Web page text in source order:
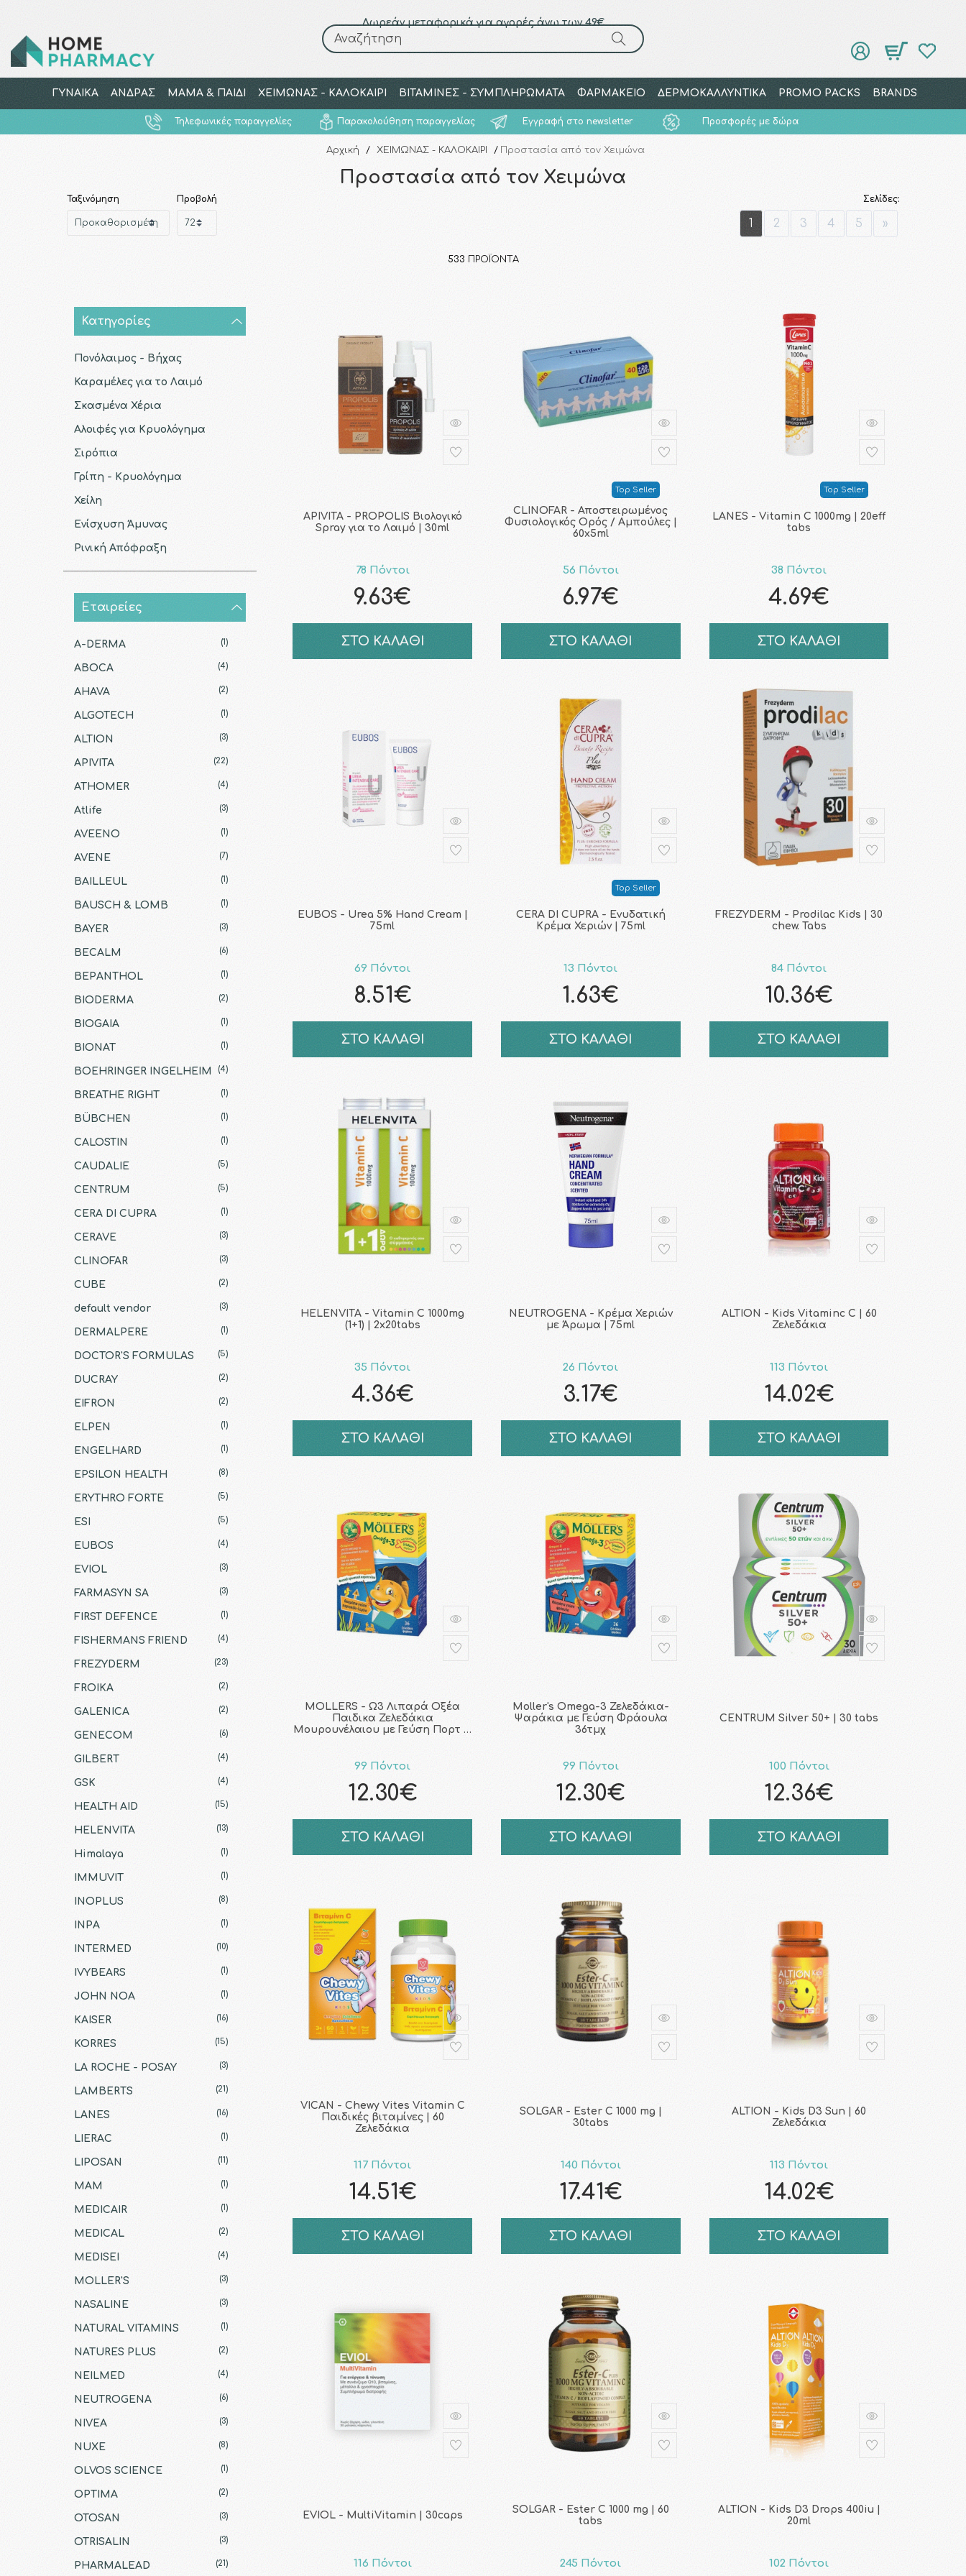
Δωρεάν μεταφορικά για αγορές άνω των 49€
Αναζήτηση
ΓΥΝΑΙΚΑ ΑΝΔΡΑΣ ΜΑΜΑ & ΠΑΙΔΙ ΧΕΙΜΩΝΑΣ - ΚΑΛΟΚΑΙΡΙ ΒΙΤΑΜΙΝΕΣ - ΣΥΜΠΛΗΡΩΜΑΤΑ ΦΑΡΜΑΚΕΙΟ ΔΕΡΜΟΚΑΛΛΥΝΤΙΚΑ PROMO PACKS BRANDS
Τηλεφωνικές παραγγελίες Παρακολούθηση παραγγελίας Εγγραφή στο newsletter Προσφορές με δώρα
Αναζήτηση
Αρχική / ΧΕΙΜΩΝΑΣ - ΚΑΛΟΚΑΙΡΙ / Προστασία από τον Χειμώνα
Προστασία από τον Χειμώνα
Ταξινόμηση Προβολή Σελίδες:
1 2 3 4 5 »
533 ΠΡΟΪΌΝΤΑ
Κατηγορίες
Πονόλαιμος - Βήχας
Καραμέλες για το Λαιμό
Σκασμένα Χέρια
Αλοιφές για Κρυολόγημα
Σιρόπια
Γρίπη - Κρυολόγημα
Χείλη
Ενίσχυση Άμυνας
Ρινική Απόφραξη
Εταιρείες
A-DERMA (1)
ABOCA (4)
AHAVA (2)
ALGOTECH (1)
ALTION (3)
APIVITA (22)
ATHOMER (4)
Atlife (3)
AVEENO (1)
AVENE (7)
BAILLEUL (1)
BAUSCH & LOMB (1)
BAYER (3)
BECALM (6)
BEPANTHOL (1)
BIODERMA (2)
BIOGAIA (1)
BIONAT (1)
BOEHRINGER INGELHEIM (4)
BREATHE RIGHT (1)
BÜBCHEN (1)
CALOSTIN (1)
CAUDALIE (5)
CENTRUM (5)
CERA DI CUPRA (1)
CERAVE (3)
CLINOFAR (3)
CUBE (2)
default vendor (3)
DERMALPERE (1)
DOCTOR'S FORMULAS (5)
DUCRAY (2)
EIFRON (2)
ELPEN (1)
ENGELHARD (1)
EPSILON HEALTH (8)
ERYTHRO FORTE (5)
ESI (5)
EUBOS (4)
EVIOL (3)
FARMASYN SA (3)
FIRST DEFENCE (1)
FISHERMANS FRIEND (4)
FREZYDERM (23)
FROIKA (2)
GALENICA (2)
GENECOM (6)
GILBERT (4)
GSK (4)
HEALTH AID (15)
HELENVITA (13)
Himalaya (1)
IMMUVIT (1)
INOPLUS (8)
INPA (1)
INTERMED (10)
IVYBEARS (1)
JOHN NOA (1)
KAISER (16)
KORRES (15)
LA ROCHE - POSAY (3)
LAMBERTS (21)
LANES (16)
LIERAC (1)
LIPOSAN (11)
MAM (1)
MEDICAIR (1)
MEDICAL (2)
MEDISEI (4)
MOLLER'S (3)
NASALINE (3)
NATURAL VITAMINS (1)
NATURES PLUS (2)
NEILMED (4)
NEUTROGENA (6)
NIVEA (3)
NUXE (8)
OLVOS SCIENCE (1)
OPTIMA (2)
OTOSAN (3)
OTRISALIN (3)
PHARMALEAD (21)
APIVITA - PROPOLIS Βιολογικό
Spray για το Λαιμό | 30ml
78 Πόντοι
9.63€
ΣΤΟ ΚΑΛΑΘΙ
Top Seller
CLINOFAR - Αποστειρωμένος
Φυσιολογικός Ορός / Aμπούλες |
60x5ml
56 Πόντοι
6.97€
ΣΤΟ ΚΑΛΑΘΙ
Top Seller
LANES - Vitamin C 1000mg | 20eff
tabs
38 Πόντοι
4.69€
ΣΤΟ ΚΑΛΑΘΙ
EUBOS - Urea 5% Hand Cream |
75ml
69 Πόντοι
8.51€
ΣΤΟ ΚΑΛΑΘΙ
Top Seller
CERA DI CUPRA - Ενυδατική
Κρέμα Χεριών | 75ml
13 Πόντοι
1.63€
ΣΤΟ ΚΑΛΑΘΙ
FREZYDERM - Prodilac Kids | 30
chew. Tabs
84 Πόντοι
10.36€
ΣΤΟ ΚΑΛΑΘΙ
HELENVITA - Vitamin C 1000mg
(1+1) | 2x20tabs
35 Πόντοι
4.36€
ΣΤΟ ΚΑΛΑΘΙ
NEUTROGENA - Κρέμα Χεριών
με Άρωμα | 75ml
26 Πόντοι
3.17€
ΣΤΟ ΚΑΛΑΘΙ
ALTION - Kids Vitaminc C | 60
Ζελεδάκια
113 Πόντοι
14.02€
ΣΤΟ ΚΑΛΑΘΙ
MOLLERS - Ω3 Λιπαρά Οξέα
Παιδικα Ζελεδάκια
Μουρουνέλαιου με Γεύση Πορτ …
99 Πόντοι
12.30€
ΣΤΟ ΚΑΛΑΘΙ
Moller's Omega-3 Ζελεδάκια-
Ψαράκια με Γεύση Φράουλα
36τμχ
99 Πόντοι
12.30€
ΣΤΟ ΚΑΛΑΘΙ
CENTRUM Silver 50+ | 30 tabs
100 Πόντοι
12.36€
ΣΤΟ ΚΑΛΑΘΙ
VICAN - Chewy Vites Vitamin C
Παιδικές βιταμίνες | 60
Ζελεδάκια
117 Πόντοι
14.51€
ΣΤΟ ΚΑΛΑΘΙ
SOLGAR - Ester C 1000 mg |
30tabs
140 Πόντοι
17.41€
ΣΤΟ ΚΑΛΑΘΙ
ALTION - Kids D3 Sun | 60
Ζελεδάκια
113 Πόντοι
14.02€
ΣΤΟ ΚΑΛΑΘΙ
EVIOL - MultiVitamin | 30caps
116 Πόντοι
SOLGAR - Ester C 1000 mg | 60
tabs
245 Πόντοι
ALTION - Kids D3 Drops 400iu |
20ml
102 Πόντοι